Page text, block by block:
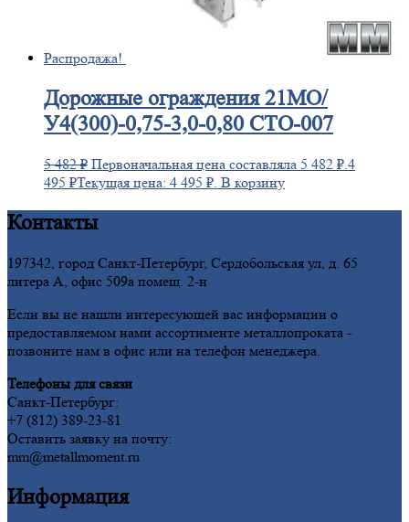
Распродажа!
Дорожные ограждения 21МО/
У4(300)-0,75-3,0-0,80 СТО-007
5 482₽ Первоначальная цена составляла 5 482 ₽. 4
495 ₽Текущая цена: 4 495 ₽. В корзину
Контакты
197342, город Санкт-Петербург, Сердобольская ул, д. 65
литера А, офис 509а помещ. 2-н
Если вы не нашли интересующей вас информации о
предоставляемом нами ассортименте металлопроката -
позвоните нам в офис или на телефон менеджера.
Телефоны для связи
Санкт-Петербург:
+7 (812) 389-23-81
Оставить заявку на почту:
mm@metallmoment.ru
Информация